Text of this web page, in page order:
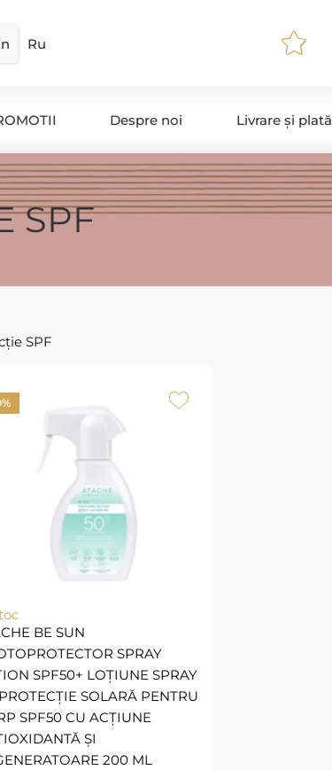
Ru
Despre noi Livrare și plată
SPF
SPF
BE SUN
SPRAY
SPF50+ LOȚIUNE SPRAY
SOLARĂ PENTRU
SPF50 CU ACȚIUNE
ȘI
200 ML